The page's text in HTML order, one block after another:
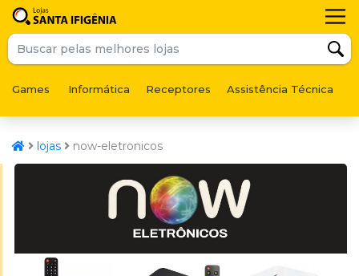
Games Informática Receptores Assistência Técnica
lojas now-eletronicos